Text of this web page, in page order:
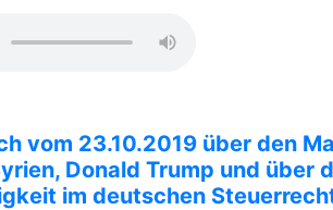
vom 23.10.2019 über den
Donald Trump und über
im deutschen